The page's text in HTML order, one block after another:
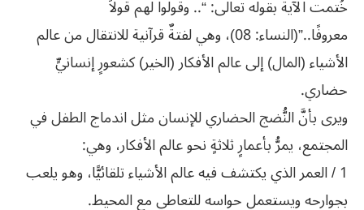
خُتمت الآية بقوله تعالى: “.. وقولوا لهم قولاً
معروفًا..”(النساء: 08)، وهي لفتةٌ قرآنية للانتقال من عالم
الأشياء (المال) إلى عالم الأفكار (الخير) كشعورٍ إنسانيٍّ
حضاري.
ويرى بأنَّ النُّضج الحضاري للإنسان مثل اندماج الطفل في
المجتمع، يمرُّ بأعمارٍ ثلاثةٍ نحو عالم الأفكار، وهي:
1 / العمر الذي يكتشف فيه عالم الأشياء تلقائيًّا، وهو يلعب
بجوارحه ويستعمل حواسه للتعاطي مع المحيط.